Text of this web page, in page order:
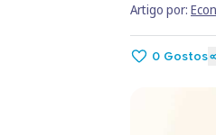
Artigo por:
0 Gostos